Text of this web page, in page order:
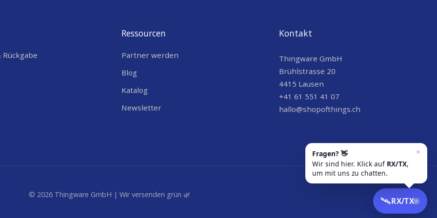
und führen Sie ein manuelles Update durch.
Rückgabe
Ressourcen
Partner werden
Blog
Katalog
Newsletter
Kontakt
Thingware GmbH
Brühlstrasse 20
4415 Lausen
+41 61 551 41 07
hallo@shopofthings.ch
© 2026 Thingware GmbH | Wir versenden grün 🌿